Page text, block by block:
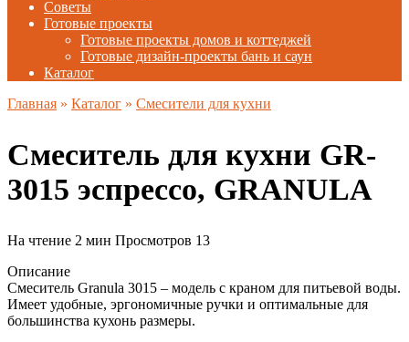
Советы
Готовые проекты
Готовые проекты домов и коттеджей
Готовые дизайн-проекты бань и саун
Каталог
Главная » Каталог » Смесители для кухни
Смеситель для кухни GR-
3015 эспрессо, GRANULA
На чтение 2 мин Просмотров 13
Описание
Смеситель Granula 3015 – модель с краном для питьевой воды.
Имеет удобные, эргономичные ручки и оптимальные для
большинства кухонь размеры.